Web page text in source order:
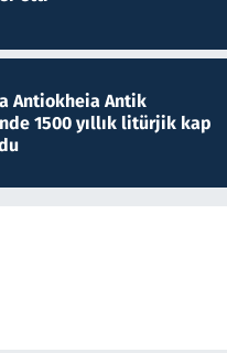
Antiokheia Antik
1500 yıllık litürjik kap